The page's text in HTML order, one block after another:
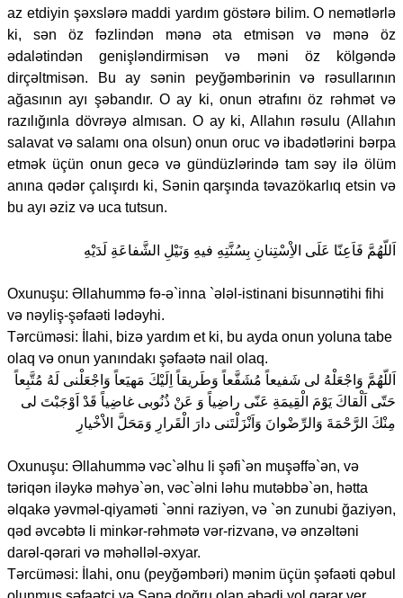
az etdiyin şəxslərə maddi yardım göstərə bilim. O nemətlərlə
ki, sən öz fəzlindən mənə əta etmisən və mənə öz
ədalətindən genişləndirmisən və məni öz kölgəndə
dirçəltmisən. Bu ay sənin peyğəmbərinin və rəsullarının
ağasının ayı şəbandır. O ay ki, onun ətrafını öz rəhmət və
razılığınla dövrəyə almısan. O ay ki, Allahın rəsulu (Allahın
salavat və salamı ona olsun) onun oruc və ibadətlərini bərpa
etmək üçün onun gecə və gündüzlərində tam səy ilə ölüm
anına qədər çalışırdı ki, Sənin qarşında təvazökarlıq etsin və
bu ayı əziz və uca tutsun.
اَللّهُمَّ فَاَعِنّا عَلَى الاِْسْتِنانِ بِسُنَّتِهِ فيهِ وَنَيْلِ الشَّفاعَةِ لَدَيْهِ
Oxunuşu: Əllahummə fə-ə`inna `ələl-istinani bisunnətihi fihi
və nəyliş-şəfaəti lədəyhi.
Tərcüməsi: İlahi, bizə yardım et ki, bu ayda onun yoluna tabe
olaq və onun yanındakı şəfaətə nail olaq.
اَللّهُمَّ وَاجْعَلْهُ لى شَفيعاً مُشَفَّعاً وَطَريقاً اِلَيْكَ مَهيَعاً وَاجْعَلْنى لَهُ مُتَّبِعاً
حَتّى اَلْقاكَ يَوْمَ الْقِيمَةِ عَنّى راضِياً وَ عَنْ ذُنُوبى غاضِياً قَدْ اَوْجَبْتَ لى
مِنْكَ الرَّحْمَةَ وَالرِّضْوانَ وَاَنْزَلْتَنى دارَ الْقَرارِ وَمَحَلَّ الاْخْيارِ
Oxunuşu: Əllahummə vəc`əlhu li şəfi`ən muşəffə`ən, və
təriqən iləykə məhyə`ən, vəc`əlni ləhu mutəbbə`ən, hətta
əlqakə yəvməl-qiyaməti `ənni raziyən, və `ən zunubi ğaziyən,
qəd əvcəbtə li minkər-rəhmətə vər-rizvanə, və ənzəltəni
darəl-qərari və məhəlləl-əxyar.
Tərcüməsi: İlahi, onu (peyğəmbəri) mənim üçün şəfaəti qəbul